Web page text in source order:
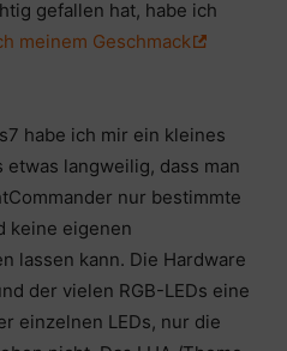
gefallen hat, habe ich
meinem Geschmack
habe ich mir ein kleines
langweilig, dass man
nur bestimmte
keine eigenen
lassen kann. Die Hardware
der vielen RGB-LEDs eine
einzelnen LEDs, nur die